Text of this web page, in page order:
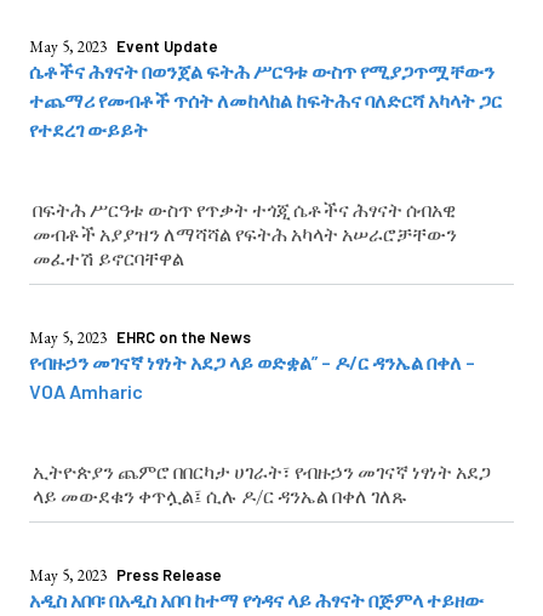
May 5, 2023 Event Update
ሴቶችና ሕፃናት በወንጀል ፍትሕ ሥርዓቱ ውስጥ የሚያጋጥሟቸውን
ተጨማሪ የመብቶች ጥሰት ለመከላከል ከፍትሕና ባለድርሻ አካላት ጋር
የተደረገ ውይይት
በፍትሕ ሥርዓቱ ውስጥ የጥቃት ተጎጂ ሴቶችና ሕፃናት ሰብአዊ
መብቶች አያያዝን ለማሻሻል የፍትሕ አካላት አሠራሮቻቸውን
መፈተሽ ይኖርባቸዋል
May 5, 2023 EHRC on the News
የብዙኃን መገናኛ ነፃነት አደጋ ላይ ወድቋል” – ዶ/ር ዳንኤል በቀለ –
VOA Amharic
ኢትዮጵያን ጨምሮ በበርካታ ሀገራት፣ የብዙኃን መገናኛ ነፃነት አደጋ
ላይ መውደቁን ቀጥሏል፤ ሲሉ ዶ/ር ዳንኤል በቀለ ገለጹ
May 5, 2023 Press Release
አዲስ አበባ፡ በአዲስ አበባ ከተማ የጎዳና ላይ ሕፃናት በጅምላ ተይዘው